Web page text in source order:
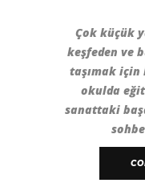
Çok küçük
keşfeden ve
taşımak için
okulda
sanattaki